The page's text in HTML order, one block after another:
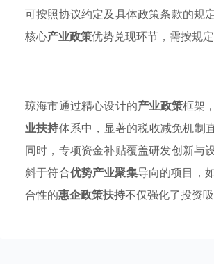
可按照协议约定及具体政策条款的规
核心产业政策优势兑现环节，需按规
琼海市通过精心设计的产业政策框架
业扶持体系中，显著的税收减免机制
同时，专项资金补贴覆盖研发创新与
斜于符合优势产业聚集导向的项目，
合性的惠企政策扶持不仅强化了投资